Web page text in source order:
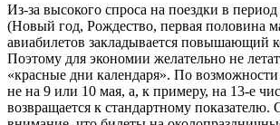
Из-за высокого спроса на поездки в
(Новый год, Рождество, первая половина
авиабилетов закладывается повышающий
Поэтому для экономии желательно не
«красные дни календаря». По возможности
не на 9 или 10 мая, а, к примеру, на 13-е
возвращается к стандартному показателю.